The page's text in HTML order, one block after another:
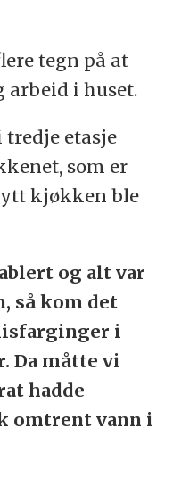
tegn på at
arbeid i huset.
etasje
som er
kjøkken ble
og alt var
så kom det
i
Da måtte vi
hadde
omtrent vann i